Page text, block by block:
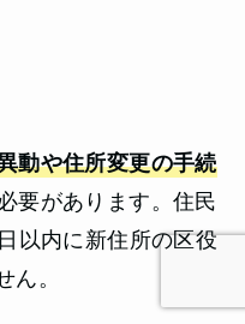
動や住所変更の手続
要があります。住民
以内に新住所の区役
ん。